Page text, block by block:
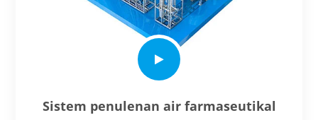
Sistem penulenan air farmaseutikal